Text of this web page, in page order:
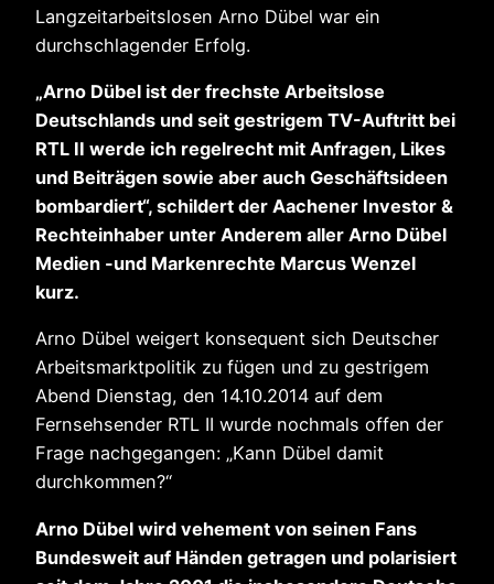
Langzeitarbeitslosen Arno Dübel war ein
durchschlagender Erfolg.
„Arno Dübel ist der frechste Arbeitslose
Deutschlands und seit gestrigem TV-Auftritt bei
RTL II werde ich regelrecht mit Anfragen, Likes
und Beiträgen sowie aber auch Geschäftsideen
bombardiert“, schildert der Aachener Investor &
Rechteinhaber unter Anderem aller Arno Dübel
Medien -und Markenrechte Marcus Wenzel
kurz.
Arno Dübel weigert konsequent sich Deutscher
Arbeitsmarktpolitik zu fügen und zu gestrigem
Abend Dienstag, den 14.10.2014 auf dem
Fernsehsender RTL II wurde nochmals offen der
Frage nachgegangen: „Kann Dübel damit
durchkommen?“
Arno Dübel wird vehement von seinen Fans
Bundesweit auf Händen getragen und polarisiert